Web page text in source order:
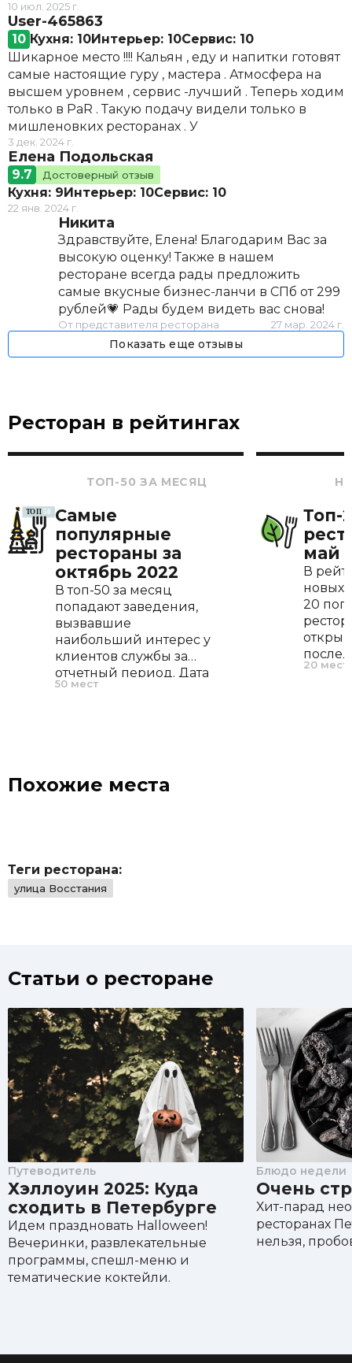
10 июл. 2025 г.
User-465863
10 Кухня: 10Интерьер: 10Сервис: 10
Шикарное место !!!! Кальян , еду и напитки готовят
самые настоящие гуру , мастера . Атмосфера на
высшем уровнем , сервис -лучший . Теперь ходим
только в PaR . Такую подачу видели только в
мишленовких ресторанах . У
3 дек. 2024 г.
Елена Подольская
9.7 Достоверный отзыв
Кухня: 9Интерьер: 10Сервис: 10
22 янв. 2024 г.
Никита
Здравствуйте, Елена! Благодарим Вас за
высокую оценку! Также в нашем
ресторане всегда рады предложить
самые вкусные бизнес-ланчи в СПб от 299
рублей💗 Рады будем видеть вас снова!
От представителя ресторана 27 мар. 2024 г.
Показать еще отзывы
Ресторан в рейтингах
ТОП-50 ЗА МЕСЯЦ
Самые
популярные
рестораны за
октябрь 2022
В топ-50 за месяц
попадают заведения,
вызвавшие
наибольший интерес у
клиентов службы за
отчетный период. Дата
открытия, меню и
50 мест
Топ-
май
В
новых
20
По
20 мест
Теги ресторана:
улица Восстания
Похожие места
Статьи о ресторане
Путеводитель
Хэллоуин 2025: Куда
сходить в Петербурге
Идем праздновать Halloween!
Вечеринки, развлекательные
программы, спешл-меню и
тематические коктейли.
Блюдо недели
Очень
Хит-парад
ресторанах
нельзя,